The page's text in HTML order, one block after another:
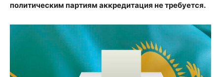
политическим партиям аккредитация не требуется.